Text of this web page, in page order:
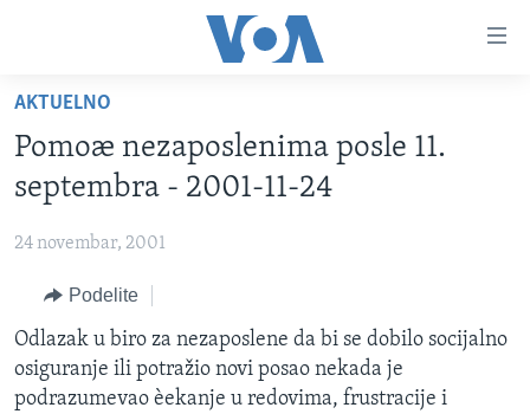
glavni
sadržaj
na
glavnu
pretragu
BALKAN
GLOBALNE TEME
EKONOMIJA
NAUKA I TEHNOLOGIJA
TV PROGRAM
OTVORENI STUDIO
IZ AMERIKE
PRATITE NAS
AKTUELNO
Pomoæ nezaposlenima posle 11.
septembra - 2001-11-24
24 novembar, 2001
Podelite
Odlazak u biro za nezaposlene da bi se dobilo socijalno
osiguranje ili potražio novi posao nekada je
podrazumevao èekanje u redovima, frustracije i